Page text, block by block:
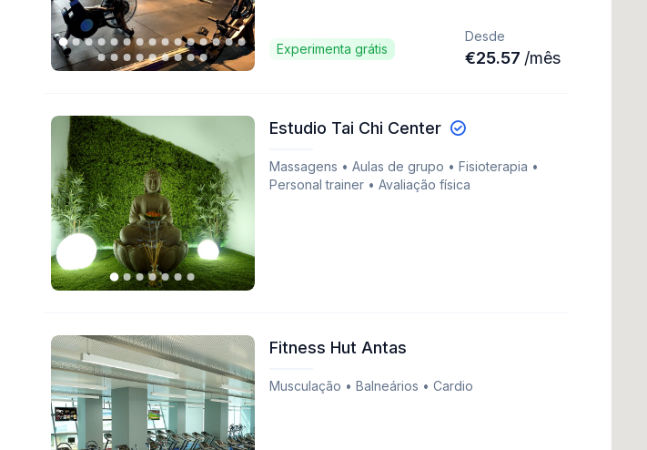
Experimenta grátis
Desde
€25.57 /mês
Estudio Tai Chi Center
Massagens • Aulas de grupo • Fisioterapia •
Personal trainer • Avaliação física
Fitness Hut Antas
Musculação • Balneários • Cardio